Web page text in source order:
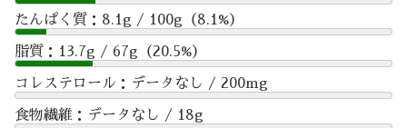
たんぱく質：8.1g / 100g（8.1%）
脂質：13.7g / 67g（20.5%）
コレステロール：データなし / 200mg
食物繊維：データなし / 18g